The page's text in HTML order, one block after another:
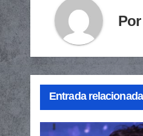
Por
Entrada relacionada